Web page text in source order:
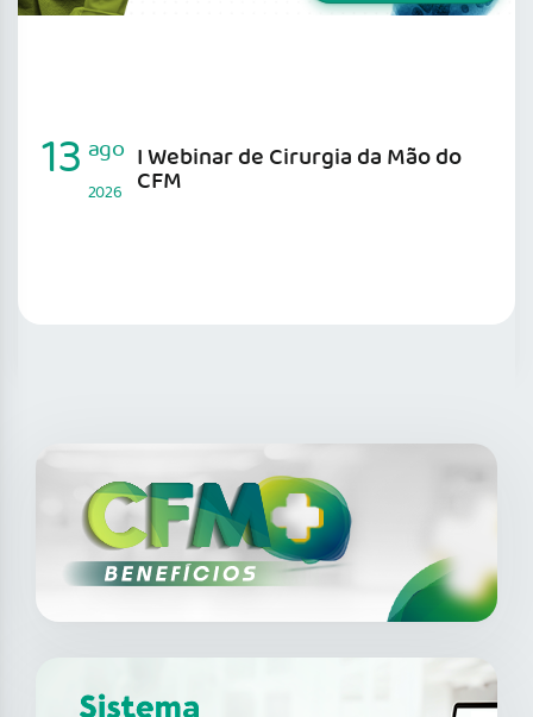
I Webinar de Cirurgia da Mão do
CFM
13 ago
2026
SAIBA MAIS
XII Fórum de Medicina do
14 ago